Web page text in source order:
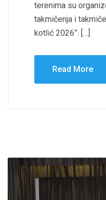
terenima su
takmičenja i
kotlić 2026”. […]
Read More